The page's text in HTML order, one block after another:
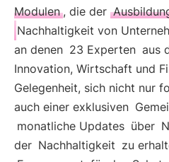
Modulen , die der
Nachhaltigkeit von
an denen 23 Experten aus
Innovation, Wirtschaft und
Gelegenheit, sich nicht nur
auch einer exklusiven
monatliche Updates über
der Nachhaltigkeit zu